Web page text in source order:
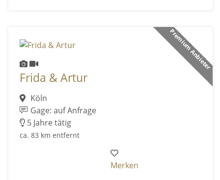
Premium Anbieter
Frida & Artur
Köln
Gage: auf Anfrage
5 Jahre tätig
ca. 83 km entfernt
Merken